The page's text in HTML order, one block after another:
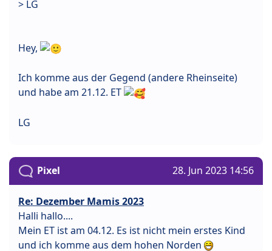
> LG
Hey,
Ich komme aus der Gegend (andere Rheinseite)
und habe am 21.12. ET
LG
Pixel 28. Jun 2023 14:56
Re: Dezember Mamis 2023
Halli hallo....
Mein ET ist am 04.12. Es ist nicht mein erstes Kind
und ich komme aus dem hohen Norden